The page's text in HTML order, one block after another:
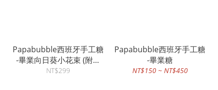
Papabubble西班牙手工糖
-畢業向日葵小花束 (附提
袋)
NT$299
Papabubble西班牙手工糖
-畢業糖
NT$150 ~ NT$450